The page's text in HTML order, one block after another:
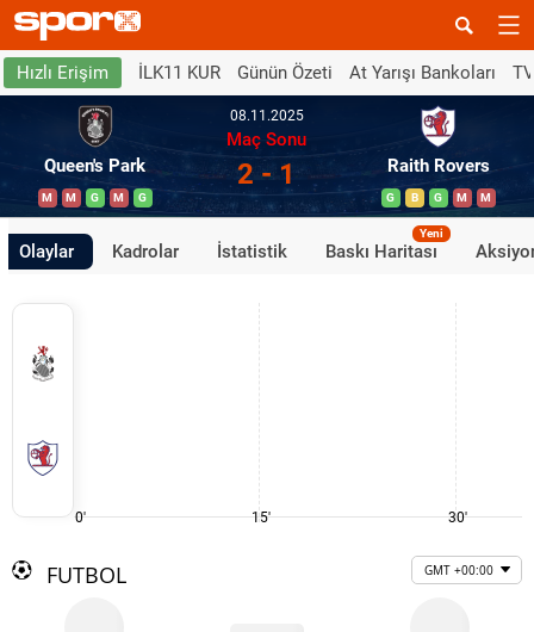
Hızlı Erişim İLK11 KUR Günün Özeti At Yarışı Bankoları
Queen's Park
M M G M G
08.11.2025
Maç Sonu
2 - 1 Raith Rovers
G B G M M
Olaylar Kadrolar İstatistik Baskı Haritası
Yeni
0' 15' 30'
FUTBOL GMT +00:00